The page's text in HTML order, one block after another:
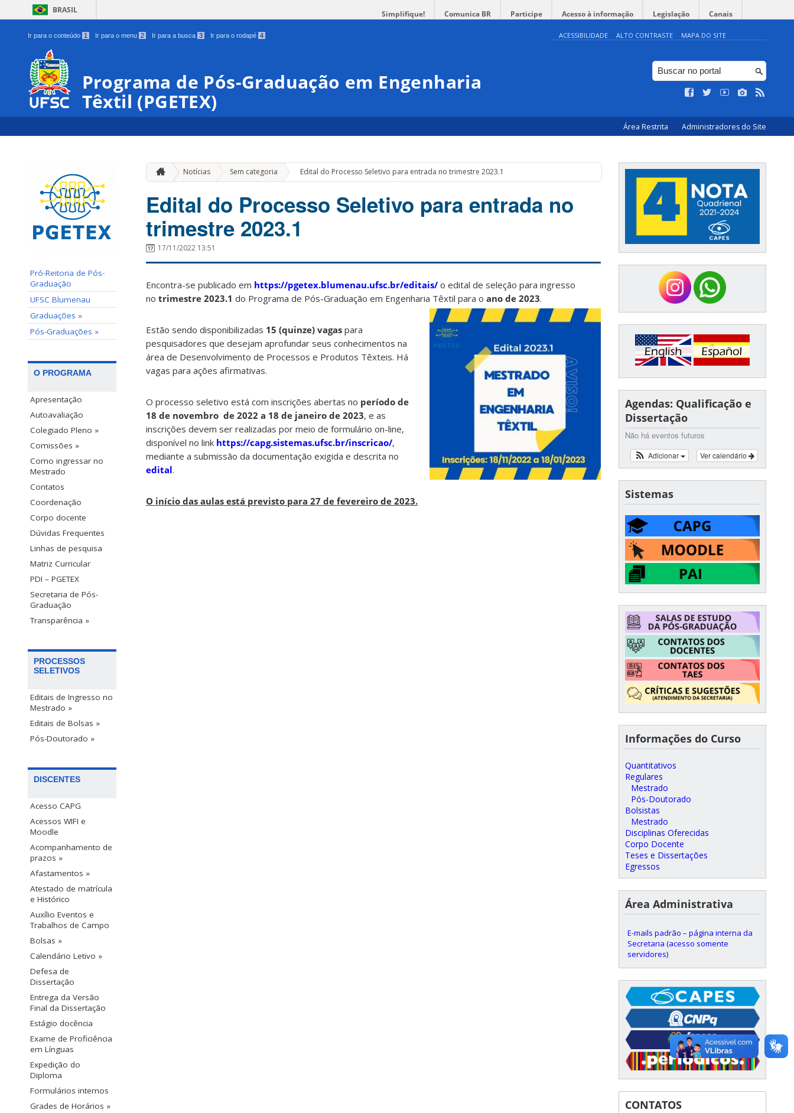
BRASIL Simplifique! Comunica BR Participe Acesso à informação Legislação Canais
Ir para o conteúdo 1 Ir para o menu 2 Ir para a busca 3 Ir para o rodapé 4 ACESSIBILIDADE ALTO CONTRASTE MAPA DO SITE
Programa de Pós-Graduação em Engenharia
Têxtil (PGETEX)
Área Restrita Administradores do Site
Pró-Reitoria de Pós-
Graduação
UFSC Blumenau
Graduações »
Pós-Graduações »
O PROGRAMA
Apresentação
Autoavaliação
Colegiado Pleno »
Comissões »
Como ingressar no
Mestrado
Contatos
Coordenação
Corpo docente
Dúvidas Frequentes
Linhas de pesquisa
Matriz Curricular
PDI – PGETEX
Secretaria de Pós-
Graduação
Transparência »
PROCESSOS
SELETIVOS
Editais de Ingresso no
Mestrado »
Editais de Bolsas »
Pós-Doutorado »
DISCENTES
Acesso CAPG
Acessos WIFI e
Moodle
Acompanhamento de
prazos »
Afastamentos »
Atestado de matrícula
e Histórico
Auxílio Eventos e
Trabalhos de Campo
Bolsas »
Calendário Letivo »
Defesa de
Dissertação
Entrega da Versão
Final da Dissertação
Estágio docência
Exame de Proficiência
em Línguas
Expedição do
Diploma
Formulários internos
Grades de Horários »
Notícias Sem categoria » Edital do Processo Seletivo para entrada no trimestre 2023.1
Edital do Processo Seletivo para entrada no
trimestre 2023.1
17/11/2022 13:51
Encontra-se publicado em https://pgetex.blumenau.ufsc.br/editais/ o edital de seleção para ingresso
no trimestre 2023.1 do Programa de Pós-Graduação em Engenharia Têxtil para o ano de 2023.
Estão sendo disponibilizadas 15 (quinze) vagas para
pesquisadores que desejam aprofundar seus conhecimentos na
área de Desenvolvimento de Processos e Produtos Têxteis. Há
vagas para ações afirmativas.
O processo seletivo está com inscrições abertas no período de
18 de novembro de 2022 a 18 de janeiro de 2023, e as
inscrições devem ser realizadas por meio de formulário on-line,
disponível no link https://capg.sistemas.ufsc.br/inscricao/,
mediante a submissão da documentação exigida e descrita no
edital.
O início das aulas está previsto para 27 de fevereiro de 2023.
Agendas: Qualificação e
Dissertação
Não há eventos futuros
Ver calendário
Adicionar
Sistemas
Informações do Curso
Quantitativos
Regulares
Mestrado
Pós-Doutorado
Bolsistas
Mestrado
Disciplinas Oferecidas
Corpo Docente
Teses e Dissertações
Egressos
Área Administrativa
E-mails padrão – página interna da
Secretaria (acesso somente
servidores)
CONTATOS